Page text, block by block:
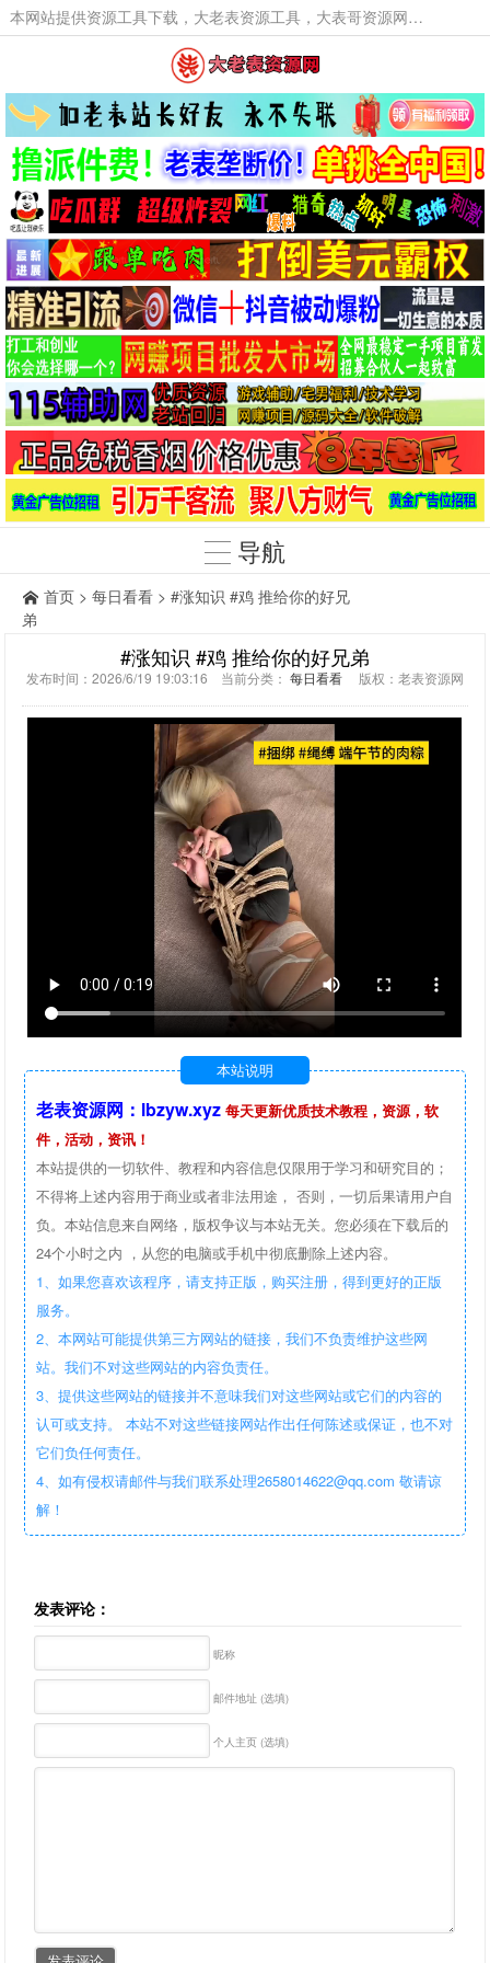
本网站提供资源工具下载，大老表资源工具，大表哥资源网软件工具，大老表资源下载，活动线报福利资源分享,活动线报，大型网游经典游戏，网络热门技术游戏辅助交流与分享。
导航
首页 > 每日看看 > #涨知识 #鸡 推给你的好兄
弟
#涨知识 #鸡 推给你的好兄弟
发布时间：2026/6/19 19:03:16 当前分类： 每日看看 版权：老表资源网
本站说明
老表资源网：lbzyw.xyz 每天更新优质技术教程，资源，软
件，活动，资讯！
本站提供的一切软件、教程和内容信息仅限用于学习和研究目的；
不得将上述内容用于商业或者非法用途， 否则，一切后果请用户自
负。本站信息来自网络，版权争议与本站无关。您必须在下载后的
24个小时之内 ，从您的电脑或手机中彻底删除上述内容。
1、如果您喜欢该程序，请支持正版，购买注册，得到更好的正版
服务。
2、本网站可能提供第三方网站的链接，我们不负责维护这些网
站。我们不对这些网站的内容负责任。
3、提供这些网站的链接并不意味我们对这些网站或它们的内容的
认可或支持。 本站不对这些链接网站作出任何陈述或保证，也不对
它们负任何责任。
4、如有侵权请邮件与我们联系处理2658014622@qq.com 敬请谅
解！
发表评论：
昵称
邮件地址 (选填)
个人主页 (选填)